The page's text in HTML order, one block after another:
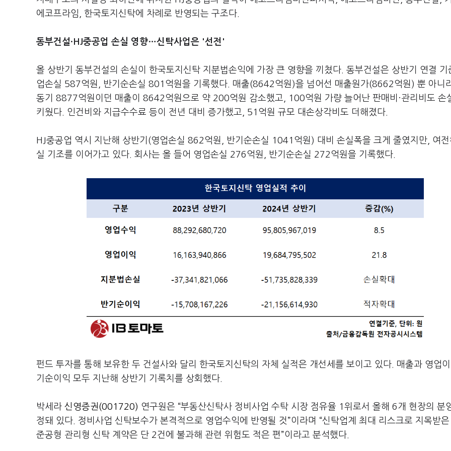
에코프라임, 한국토지신탁에 차례로 반영되는 구조다.
동부건설·HJ중공업 손실 영향…신탁사업은 '선전'
올 상반기 동부건설의 손실이 한국토지신탁 지분법손익에 가장 큰 영향을 끼쳤다. 동부건설은 상반기 연결 기
업손실 587억원, 반기순손실 801억원을 기록했다. 매출(8642억원)을 넘어선 매출원가(8662억원) 뿐 아니
동기 8877억원이던 매출이 8642억원으로 약 200억원 감소했고, 100억원 가량 늘어난 판매비·관리비도 손
키웠다. 인건비와 지급수수료 등이 전년 대비 증가했고, 51억원 규모 대손상각비도 더해졌다.
HJ중공업 역시 지난해 상반기(영업손실 862억원, 반기순손실 1041억원) 대비 손실폭을 크게 줄였지만, 여전
실 기조를 이어가고 있다. 회사는 올 들어 영업손실 276억원, 반기순손실 272억원을 기록했다.
펀드 투자를 통해 보유한 두 건설사와 달리 한국토지신탁의 자체 실적은 개선세를 보이고 있다. 매출과 영업
기순이익 모두 지난해 상반기 기록치를 상회했다.
박세라 신영증권(001720) 연구원은 “부동산신탁사 정비사업 수탁 시장 점유율 1위로서 올해 6개 현장의 분
정돼 있다. 정비사업 신탁보수가 본격적으로 영업수익에 반영될 것”이라며 “신탁업계 최대 리스크로 지목받은
준공형 관리형 신탁 계약은 단 2건에 불과해 관련 위험도 적은 편”이라고 분석했다.